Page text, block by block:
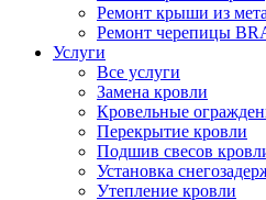
Ремонт крыши из
Ремонт черепицы
Услуги
Все услуги
Замена кровли
Кровельные
Перекрытие кровли
Подшив свесов
Установка
Утепление кровли